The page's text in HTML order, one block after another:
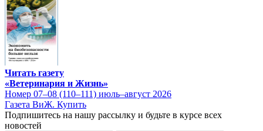
Читать газету
«Ветеринария и Жизнь»
Номер 07–08 (110–111) июль–август 2026
Газета ВиЖ. Купить
Подпишитесь на нашу рассылку и будьте в курсе всех
новостей